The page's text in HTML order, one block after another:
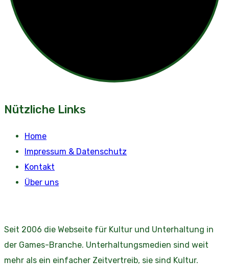
Nützliche Links
Home
Impressum & Datenschutz
Kontakt
Über uns
Seit 2006 die Webseite für Kultur und Unterhaltung in
der Games-Branche. Unterhaltungsmedien sind weit
mehr als ein einfacher Zeitvertreib, sie sind Kultur.